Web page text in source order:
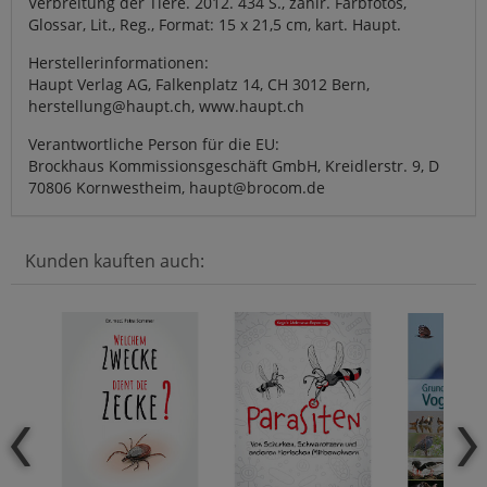
Glossar, Lit., Reg., Format: 15 x 21,5 cm, kart. Haupt.
Herstellerinformationen:
Haupt Verlag AG, Falkenplatz 14, CH 3012 Bern,
herstellung@haupt.ch, www.haupt.ch
Verantwortliche Person für die EU:
Brockhaus Kommissionsgeschäft GmbH, Kreidlerstr. 9, D
70806 Kornwestheim, haupt@brocom.de
Kunden kauften auch: